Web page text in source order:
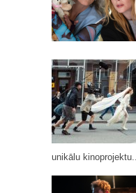
unikālu kinoprojektu...